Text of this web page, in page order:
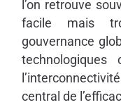
l’on retrouve
facile mais
gouvernance
technologiques
central de